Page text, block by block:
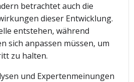
betrachtet auch die
dieser Entwicklung.
entstehen, während
sich anpassen müssen, um
zu halten.
und Expertenmeinungen